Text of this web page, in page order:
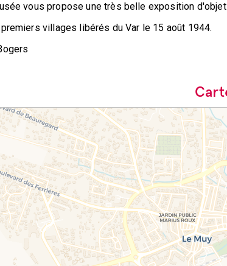
vous propose une très belle exposition
villages libérés du Var le 15 août 1944.